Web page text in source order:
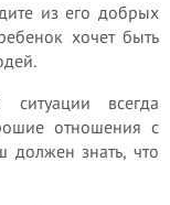
из его добрых
хочет быть
всегда
отношения с
должен знать, что